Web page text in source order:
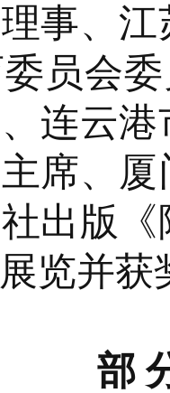
事、
员会
连云
席、
出版
览并获
部